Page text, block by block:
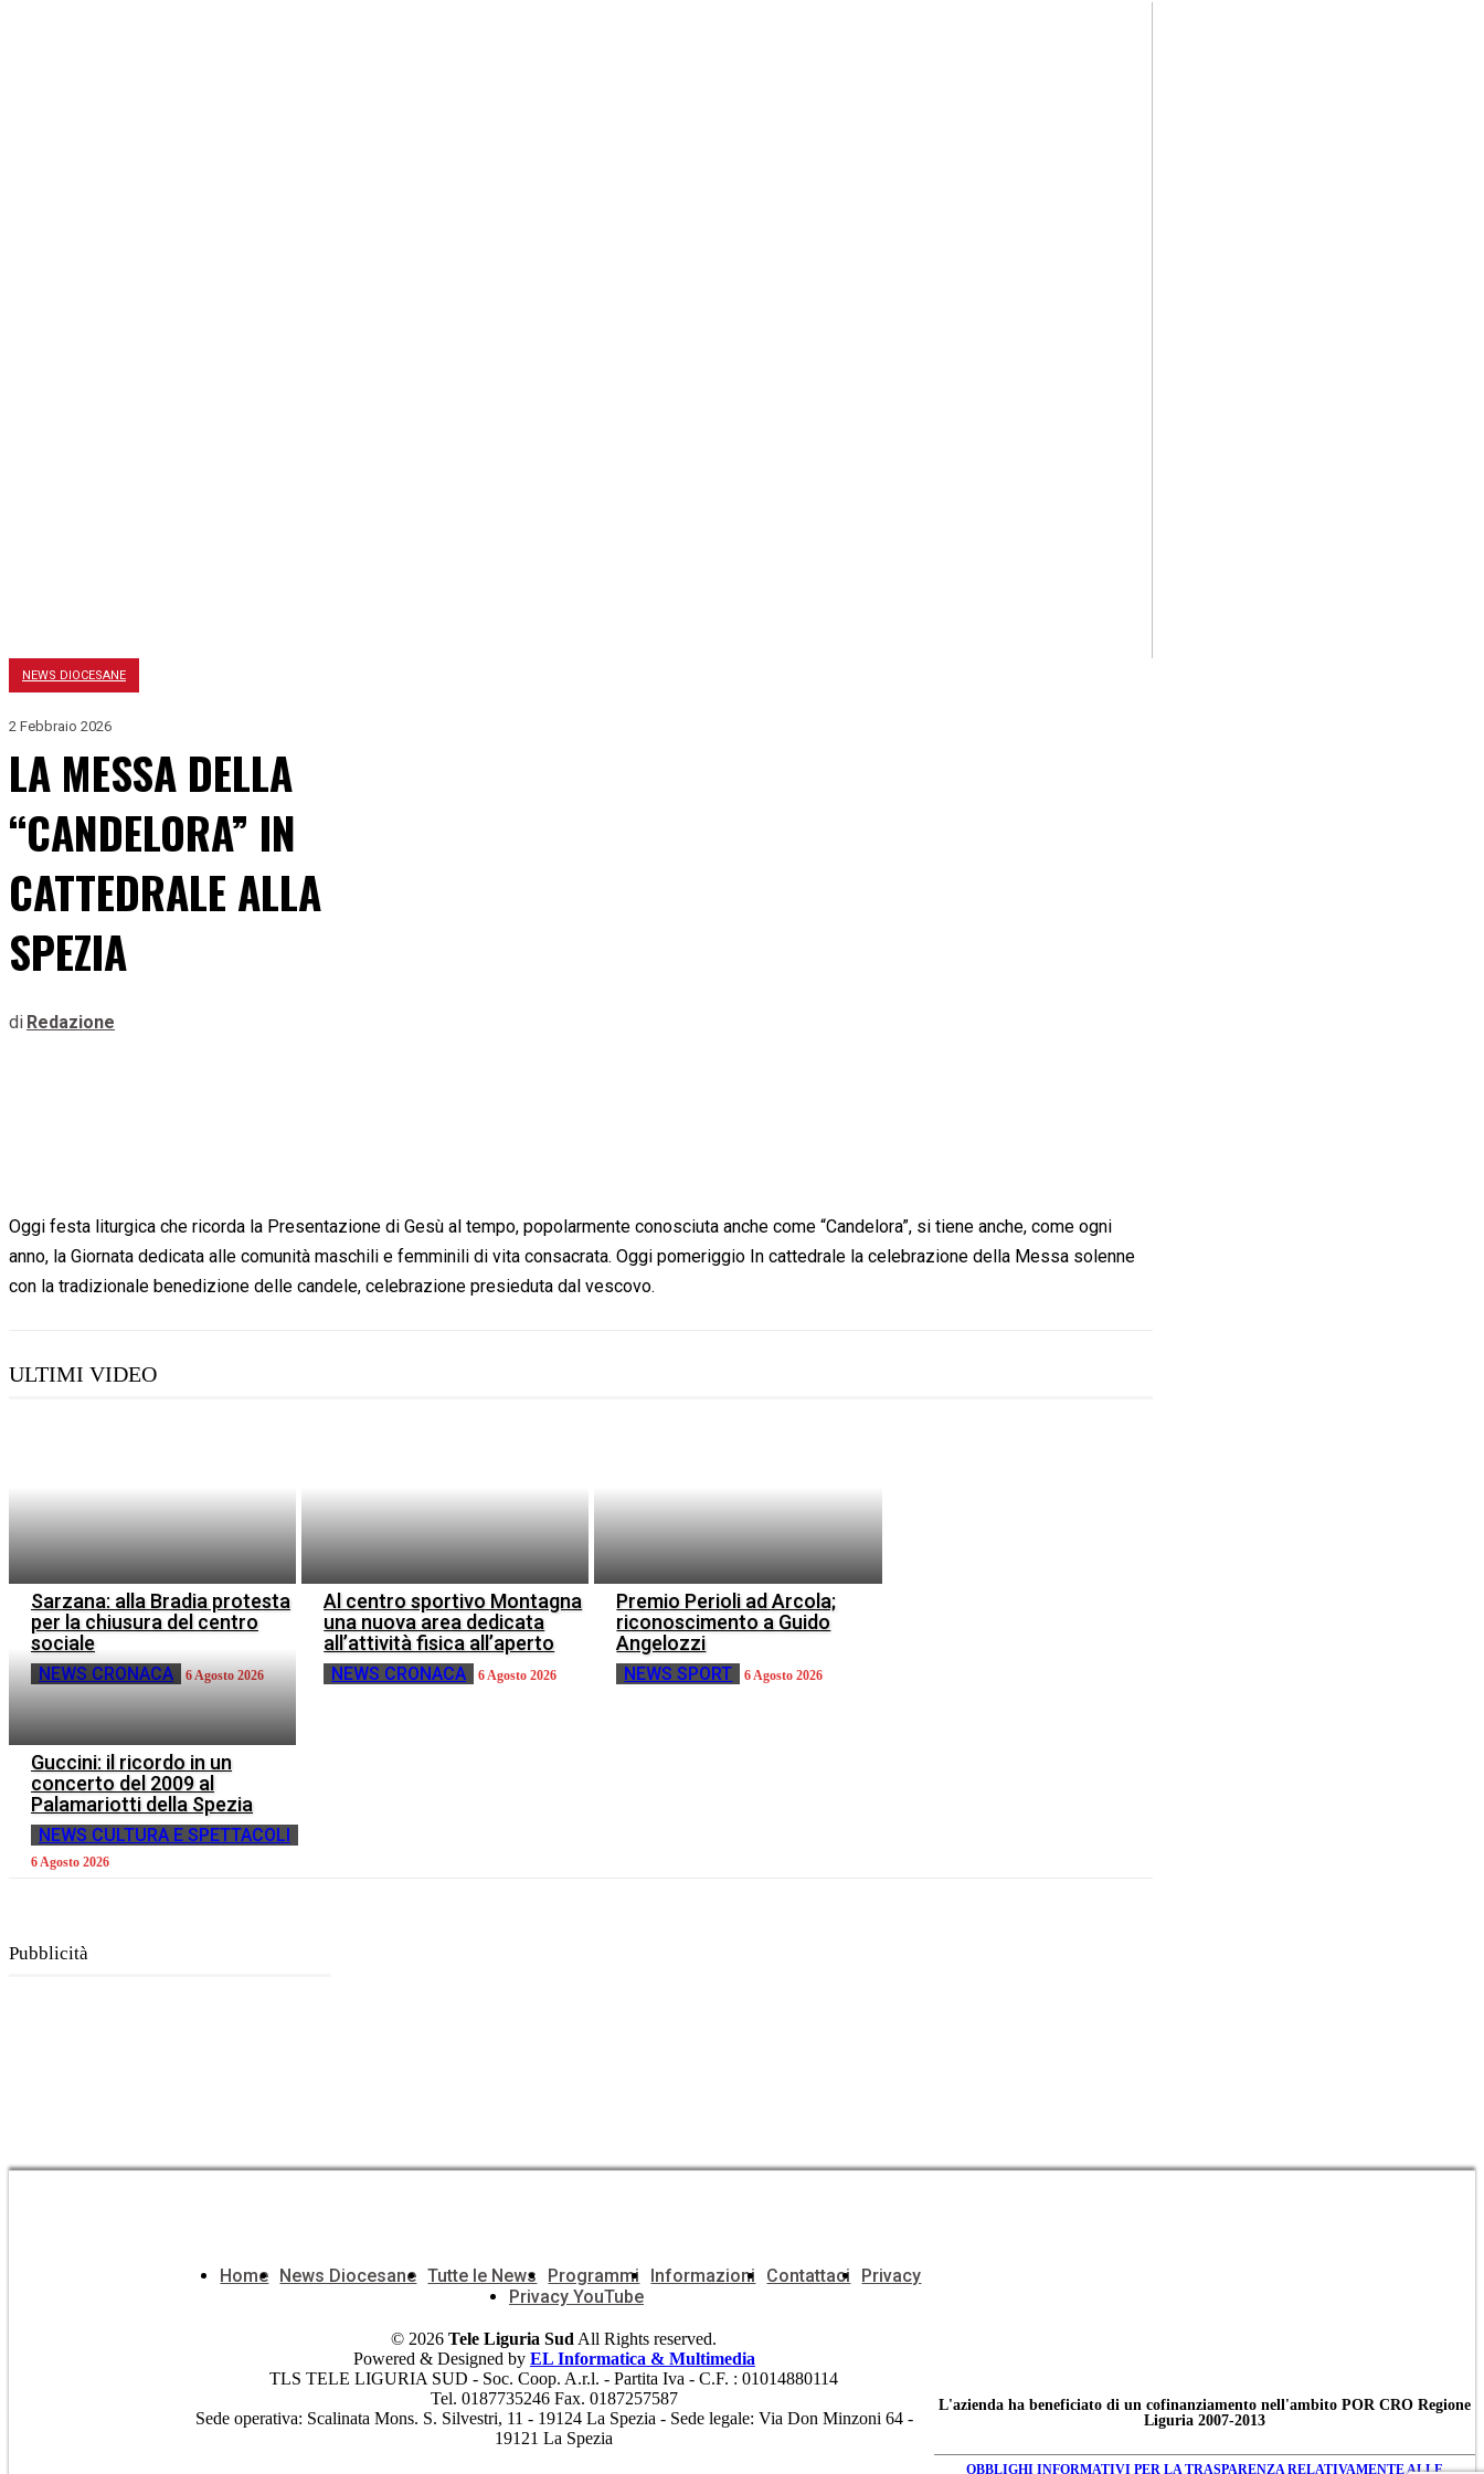
NEWS DIOCESANE
2 Febbraio 2026
LA MESSA DELLA
“CANDELORA” IN
CATTEDRALE ALLA
SPEZIA
di Redazione
Oggi festa liturgica che ricorda la Presentazione di Gesù al tempo, popolarmente conosciuta anche come “Candelora”, si tiene anche, come ogni
anno, la Giornata dedicata alle comunità maschili e femminili di vita consacrata. Oggi pomeriggio In cattedrale la celebrazione della Messa solenne
con la tradizionale benedizione delle candele, celebrazione presieduta dal vescovo.
ULTIMI VIDEO
Sarzana: alla Bradia protesta
per la chiusura del centro
sociale
NEWS CRONACA 6 Agosto 2026
Al centro sportivo Montagna
una nuova area dedicata
all’attività fisica all’aperto
NEWS CRONACA 6 Agosto 2026
Premio Perioli ad Arcola;
riconoscimento a Guido
Angelozzi
NEWS SPORT 6 Agosto 2026
Guccini: il ricordo in un
concerto del 2009 al
Palamariotti della Spezia
NEWS CULTURA E SPETTACOLI
6 Agosto 2026
Pubblicità
Home News Diocesane Tutte le News Programmi Informazioni Contattaci
Privacy
Privacy YouTube
© 2026Tele Liguria Sud All Rights reserved.
Powered & Designed by EL Informatica & Multimedia
TLS TELE LIGURIA SUD - Soc. Coop. A.r.l. - Partita Iva - C.F. : 01014880114
Tel. 0187735246 Fax. 0187257587
Sede operativa: Scalinata Mons. S. Silvestri, 11 - 19124 La Spezia - Sede legale: Via Don Minzoni 64 -
19121 La Spezia
L'azienda ha beneficiato di un cofinanziamento nell'ambito POR CRO Regione
Liguria 2007-2013
OBBLIGHI INFORMATIVI PER LA TRASPARENZA RELATIVAMENTE ALLE